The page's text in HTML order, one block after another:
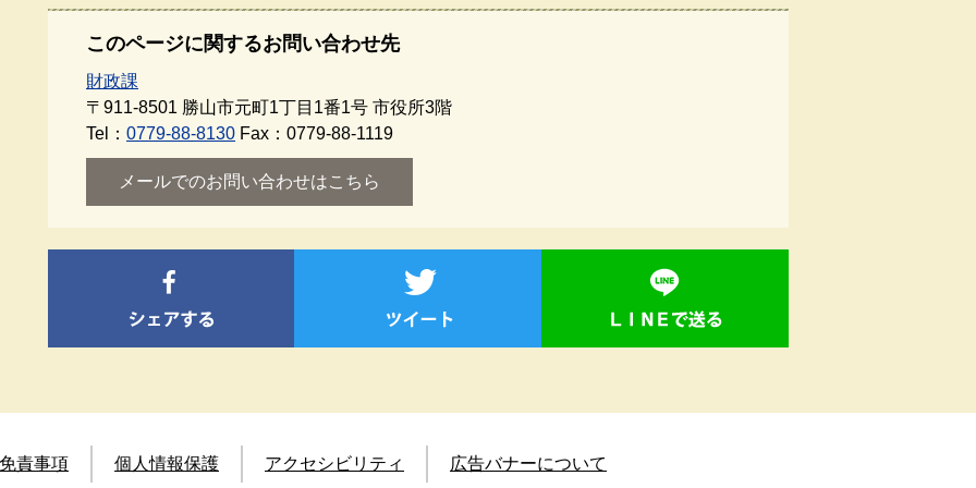
このページに関するお問い合わせ先
財政課
〒911-8501 勝山市元町1丁目1番1号 市役所3階
Tel： 0779-88-8130 Fax：0779-88-1119
メールでのお問い合わせはこちら
責事項 個人情報保護 アクセシビリティ 広告バナーについて